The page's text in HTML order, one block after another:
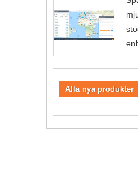
Alla nya produkter